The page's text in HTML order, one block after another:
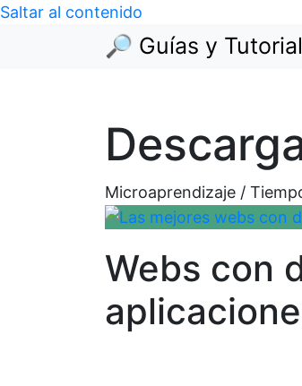
Saltar al contenido
🔎 Guías y
Microaprendizaje /
Webs con